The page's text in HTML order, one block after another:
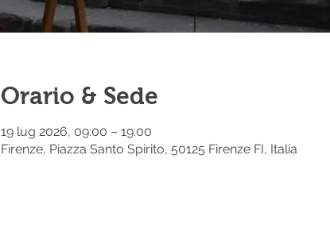
Orario & Sede
19 lug 2026, 09:00 – 19:00
Firenze, Piazza Santo Spirito, 50125 Firenze FI, Italia